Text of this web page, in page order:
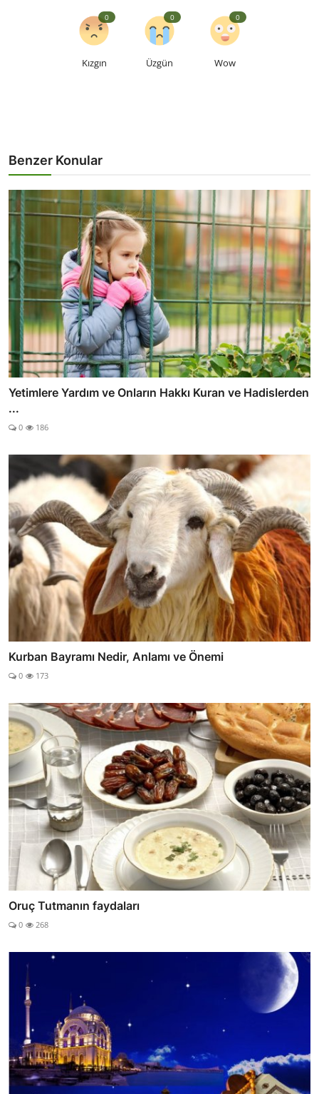
Kızgın
0
Üzgün
0
Wow
0
Benzer Konular
Yetimlere Yardım ve Onların Hakkı Kuran ve Hadislerden
...
0 186
Kurban Bayramı Nedir, Anlamı ve Önemi
0 173
Oruç Tutmanın faydaları
0 268